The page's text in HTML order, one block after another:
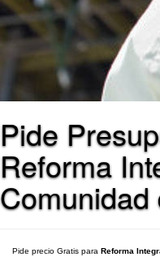
Pide
Reforma
Comunidad
Pide precio Gratis para Reforma